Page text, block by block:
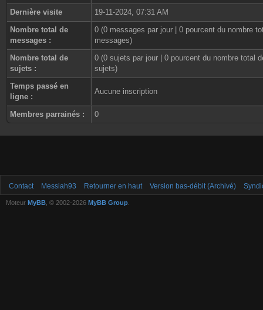
Dernière visite
19-11-2024, 07:31 AM
Nombre total de
messages :
0 (0 messages par jour | 0 pourcent du nombre
messages)
Nombre total de
sujets :
0 (0 sujets par jour | 0 pourcent du nombre total
sujets)
Temps passé en
ligne :
Aucune inscription
Membres parrainés : 0
Contact Messiah93 Retourner en haut Version bas-débit (Archivé)
Moteur MyBB , © 2002-2026 MyBB Group